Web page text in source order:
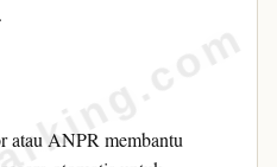
atau ANPR membantu